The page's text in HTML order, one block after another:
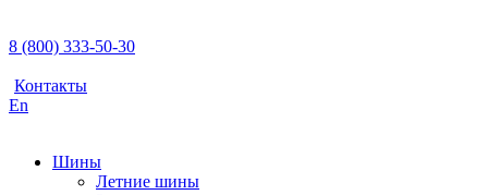
8 (800) 333-50-30
Контакты
En
Шины
Летние шины